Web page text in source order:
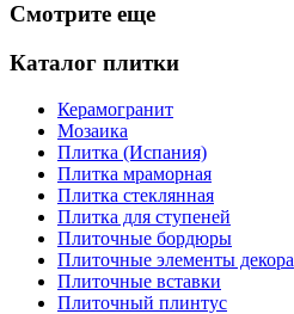
Смотрите еще
Каталог плитки
Керамогранит
Мозаика
Плитка (Испания)
Плитка мраморная
Плитка стеклянная
Плитка для ступеней
Плиточные бордюры
Плиточные элементы декора
Плиточные вставки
Плиточный плинтус